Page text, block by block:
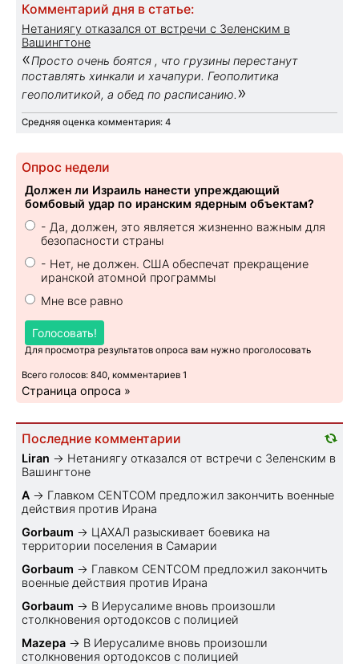
Комментарий дня в статье:
Нетаниягу отказался от встречи с Зеленским в
Вашингтоне
«Просто очень боятся , что грузины перестанут
поставлять хинкали и хачапури. Геополитика
геополитикой, а обед по расписанию. »
Средняя оценка комментария: 4
Опрос недели
Должен ли Израиль нанести упреждающий
бомбовый удар по иранским ядерным объектам?
- Да, должен, это является жизненно важным для
безопасности страны
- Нет, не должен. США обеспечат прекращение
иранской атомной программы
Мне все равно
Голосовать!
Для просмотра результатов опроса вам нужно проголосовать
Всего голосов: 840, комментариев 1
Страница опроса »
Последние комментарии
Liran → Нетаниягу отказался от встречи с Зеленским в
Вашингтоне
A → Главком CENTCOM предложил закончить военные
действия против Ирана
Gorbaum → ЦАХАЛ разыскивает боевика на
территории поселения в Самарии
Gorbaum → Главком CENTCOM предложил закончить
военные действия против Ирана
Gorbaum → В Иерусалиме вновь произошли
столкновения ортодоксов с полицией
Mazepa → В Иерусалиме вновь произошли
столкновения ортодоксов с полицией